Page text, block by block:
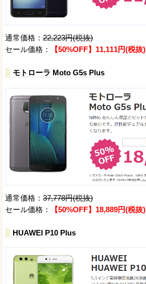
通常価格： 22,223円(税抜)
セール価格：
【50%OFF】11,111円(税抜)
モトローラ Moto G5s Plus
通常価格： 37,778円(税抜)
セール価格：
【50%OFF】18,889円(税抜)
HUAWEI P10 Plus